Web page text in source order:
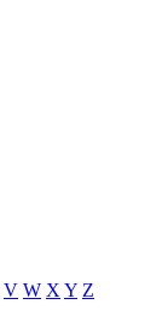
V W X Y Z